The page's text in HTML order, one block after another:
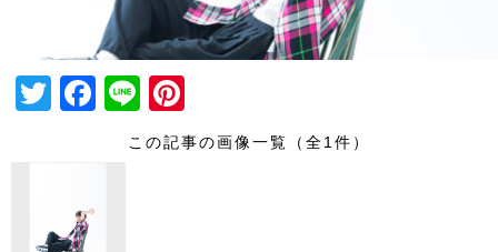
T
er
F
Li
n
nt
この記事の画像一覧（全1件）